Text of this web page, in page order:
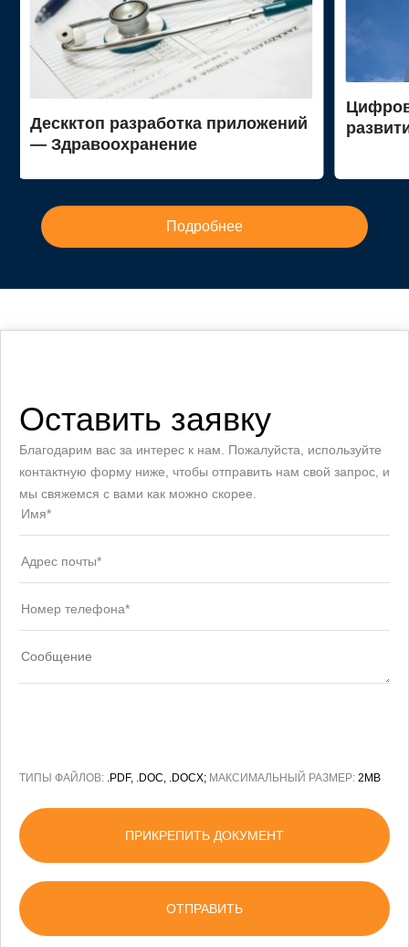
Дескктоп разработка приложений
— Здравоохранение
Подробнее
Оставить заявку
Благодарим вас за интерес к нам. Пожалуйста, используйте
контактную форму ниже, чтобы отправить нам свой запрос, и
мы свяжемся с вами как можно скорее.
ТИПЫ ФАЙЛОВ: .PDF, .DOC, .DOCX; МАКСИМАЛЬНЫЙ РАЗМЕР: 2MB
ПРИКРЕПИТЬ ДОКУМЕНТ